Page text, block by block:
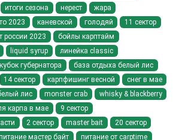
итоги сезона нерест
жара
2023 каневской голодяй
11 сектор
россии 2023
бойлы карптайм
liquid syrup
линейка classic
кубок губернатора
база отдыха белый лис
14 сектор карпфишинг весной
снег в мае
лис monster crab
whisky & blackberry
карпа в мае
9 сектор
2 сектор master bait
20 сектор
мастер байт питание от carptime